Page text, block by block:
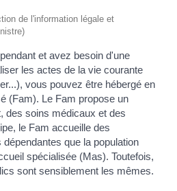
de l'information légale et
et avez besoin d'une
les actes de la vie courante
vous pouvez être hébergé en
(Fam). Le Fam propose un
des soins médicaux et des
le Fam accueille des
que la population
spécialisée (Mas). Toutefois,
sont sensiblement les mêmes.